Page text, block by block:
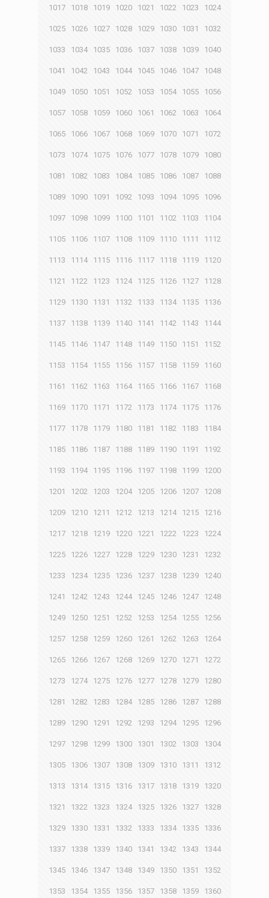
1017 1018 1019 1020 1021 1022 1023 1024
1025 1026 1027 1028 1029 1030 1031 1032
1033 1034 1035 1036 1037 1038 1039 1040
1041 1042 1043 1044 1045 1046 1047 1048
1049 1050 1051 1052 1053 1054 1055 1056
1057 1058 1059 1060 1061 1062 1063 1064
1065 1066 1067 1068 1069 1070 1071 1072
1073 1074 1075 1076 1077 1078 1079 1080
1081 1082 1083 1084 1085 1086 1087 1088
1089 1090 1091 1092 1093 1094 1095 1096
1097 1098 1099 1100 1101 1102 1103 1104
1105 1106 1107 1108 1109 1110 1111 1112
1113 1114 1115 1116 1117 1118 1119 1120
1121 1122 1123 1124 1125 1126 1127 1128
1129 1130 1131 1132 1133 1134 1135 1136
1137 1138 1139 1140 1141 1142 1143 1144
1145 1146 1147 1148 1149 1150 1151 1152
1153 1154 1155 1156 1157 1158 1159 1160
1161 1162 1163 1164 1165 1166 1167 1168
1169 1170 1171 1172 1173 1174 1175 1176
1177 1178 1179 1180 1181 1182 1183 1184
1185 1186 1187 1188 1189 1190 1191 1192
1193 1194 1195 1196 1197 1198 1199 1200
1201 1202 1203 1204 1205 1206 1207 1208
1209 1210 1211 1212 1213 1214 1215 1216
1217 1218 1219 1220 1221 1222 1223 1224
1225 1226 1227 1228 1229 1230 1231 1232
1233 1234 1235 1236 1237 1238 1239 1240
1241 1242 1243 1244 1245 1246 1247 1248
1249 1250 1251 1252 1253 1254 1255 1256
1257 1258 1259 1260 1261 1262 1263 1264
1265 1266 1267 1268 1269 1270 1271 1272
1273 1274 1275 1276 1277 1278 1279 1280
1281 1282 1283 1284 1285 1286 1287 1288
1289 1290 1291 1292 1293 1294 1295 1296
1297 1298 1299 1300 1301 1302 1303 1304
1305 1306 1307 1308 1309 1310 1311 1312
1313 1314 1315 1316 1317 1318 1319 1320
1321 1322 1323 1324 1325 1326 1327 1328
1329 1330 1331 1332 1333 1334 1335 1336
1337 1338 1339 1340 1341 1342 1343 1344
1345 1346 1347 1348 1349 1350 1351 1352
1353 1354 1355 1356 1357 1358 1359 1360